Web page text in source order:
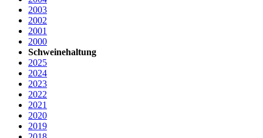
2003
2002
2001
2000
Schweinehaltung
2025
2024
2023
2022
2021
2020
2019